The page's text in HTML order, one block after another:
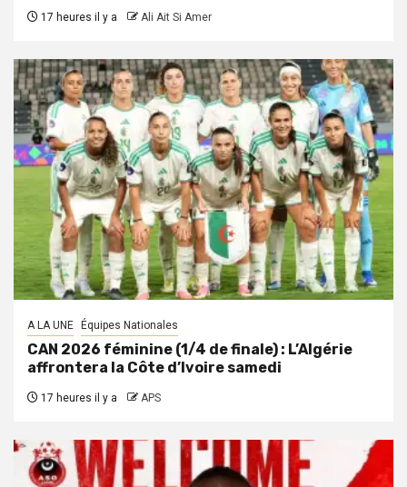
17 heures il y a Ali Ait Si Amer
A LA UNE Équipes Nationales
CAN 2026 féminine (1/4 de finale) : L’Algérie
affrontera la Côte d’Ivoire samedi
17 heures il y a APS